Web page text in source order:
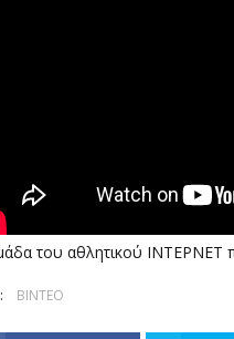
του αθλητικού ΙΝΤΕΡΝΕΤ
ΒΙΝΤΕΟ